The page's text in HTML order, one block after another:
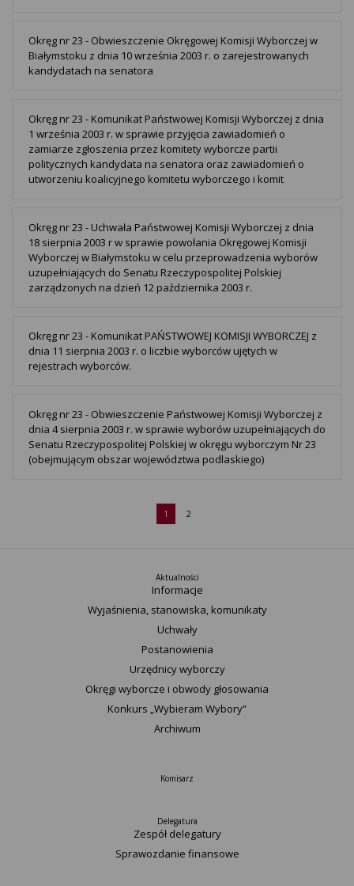
Okręg nr 23 - Obwieszczenie Okręgowej Komisji Wyborczej w
Białymstoku z dnia 10 września 2003 r. o zarejestrowanych
kandydatach na senatora
Okręg nr 23 - Komunikat Państwowej Komisji Wyborczej z dnia
1 września 2003 r. w sprawie przyjęcia zawiadomień o
zamiarze zgłoszenia przez komitety wyborcze partii
politycznych kandydata na senatora oraz zawiadomień o
utworzeniu koalicyjnego komitetu wyborczego i komit
Okręg nr 23 - Uchwała Państwowej Komisji Wyborczej z dnia
18 sierpnia 2003 r w sprawie powołania Okręgowej Komisji
Wyborczej w Białymstoku w celu przeprowadzenia wyborów
uzupełniających do Senatu Rzeczypospolitej Polskiej
zarządzonych na dzień 12 października 2003 r.
Okręg nr 23 - Komunikat PAŃSTWOWEJ KOMISJI WYBORCZEJ z
dnia 11 sierpnia 2003 r. o liczbie wyborców ujętych w
rejestrach wyborców.
Okręg nr 23 - Obwieszczenie Państwowej Komisji Wyborczej z
dnia 4 sierpnia 2003 r. w sprawie wyborów uzupełniających do
Senatu Rzeczypospolitej Polskiej w okręgu wyborczym Nr 23
(obejmującym obszar województwa podlaskiego)
1 2
Aktualności
Informacje
Wyjaśnienia, stanowiska, komunikaty
Uchwały
Postanowienia
Urzędnicy wyborczy
Okręgi wyborcze i obwody głosowania
Konkurs „Wybieram Wybory”
Archiwum
Komisarz
Delegatura
Zespół delegatury
Sprawozdanie finansowe